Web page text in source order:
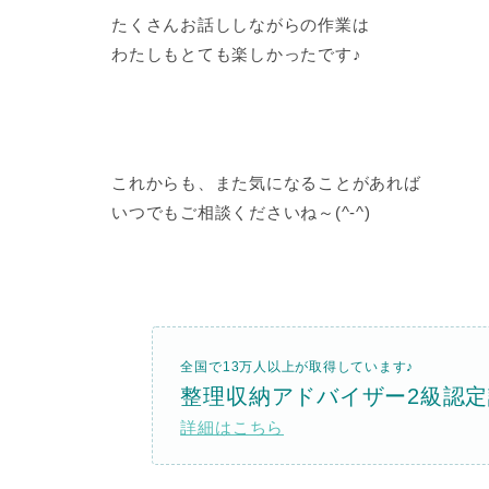
たくさんお話ししながらの作業は
わたしもとても楽しかったです♪
これからも、また気になることがあれば
いつでもご相談くださいね～(^-^)
全国で13万人以上が取得しています♪
整理収納アドバイザー2級認
詳細はこちら